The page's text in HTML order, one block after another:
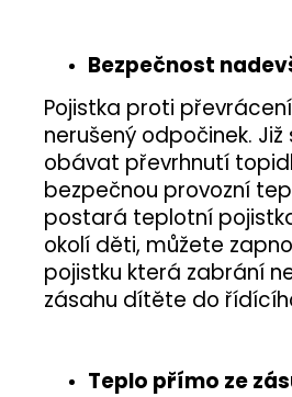
Bezpečnost
Pojistka proti
nerušený odpočinek.
obávat převrhnutí
bezpečnou provozní
postará teplotní
okolí děti, můžete
pojistku která zabrání
zásahu dítěte do
Teplo přímo ze